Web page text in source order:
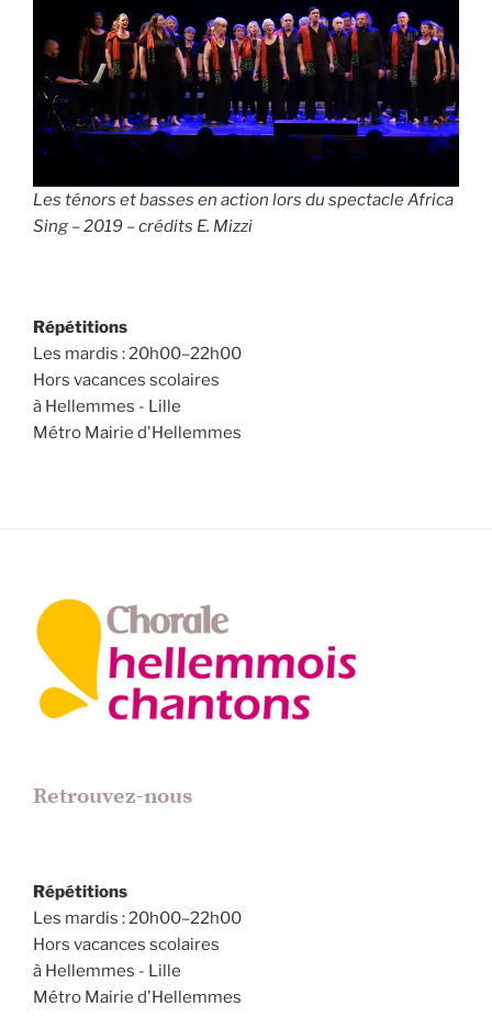
Les ténors et basses en action lors du spectacle Africa
Sing – 2019 – crédits E. Mizzi
Répétitions
Les mardis : 20h00–22h00
Hors vacances scolaires
à Hellemmes - Lille
Métro Mairie d'Hellemmes
Retrouvez-nous
Répétitions
Les mardis : 20h00–22h00
Hors vacances scolaires
à Hellemmes - Lille
Métro Mairie d'Hellemmes